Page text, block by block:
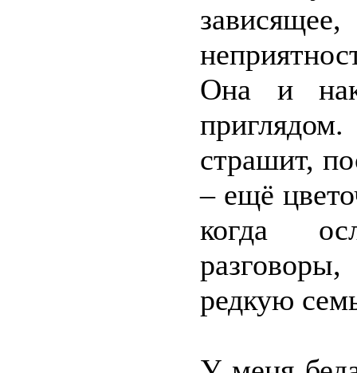
Она и
страшит,
– ещё
когда
редкую